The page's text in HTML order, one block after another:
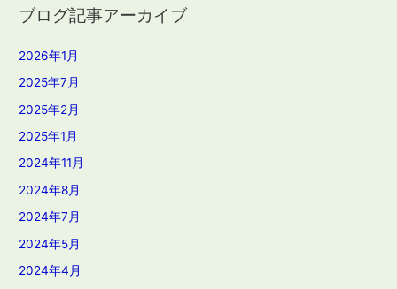
ブログ記事アーカイブ
2026年1月
2025年7月
2025年2月
2025年1月
2024年11月
2024年8月
2024年7月
2024年5月
2024年4月